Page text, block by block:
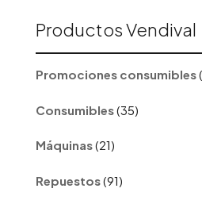
Productos Vendival
Promociones consumibles
Consumibles 35
productos
Máquinas 2121
productos
Repuestos 91
productos